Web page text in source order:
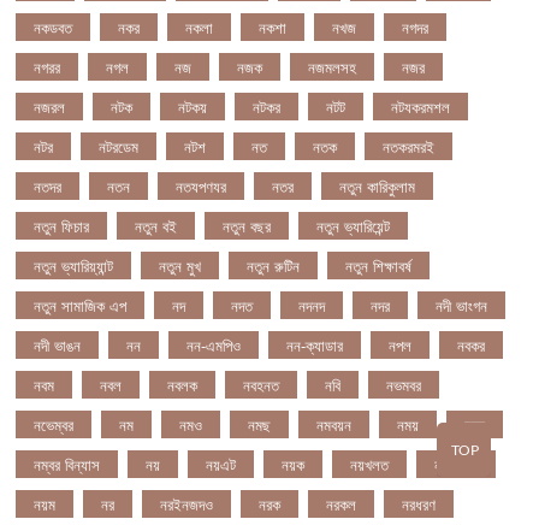
নকডবত
নকর নকলা নকশা নখজ
নগদর
নগরর
নগল নজ নজক নজমলসহ
নজর
নজরল
নটক নটকয় নটকর নটট
নটযকরমশল
নটর
নটরডেম নটশ নত নতক
নতকরমরই
নতদর
নতন নতযপণযর নতর
নতুন কারিকুলাম
নতুন ফিচার
নতুন বই নতুন বছর
নতুন ভ্যারিয়েন্ট
নতুন ভ্যারিয়্যান্ট
নতুন মুখ নতুন রুটিন
নতুন শিক্ষাবর্ষ
নতুন সামাজিক এপ
নদ নদত নদনদ নদর
নদী ভাংগন
নদী ভাঙন
নন নন-এমপিও নন-ক্যাডার নপল
নবকর
নবম
নবল নবলক নবহনত নবি
নভমবর
নভেম্বর
নম নমও নমছ নমবয়ন নময়
নমর
নম্বর বিন্যাস
নয় নয়এট নয়ক নয়খলত
নয়নতরণ
নয়ম
নর নরইনজদও নরক নরকল নরধরণ
TOP